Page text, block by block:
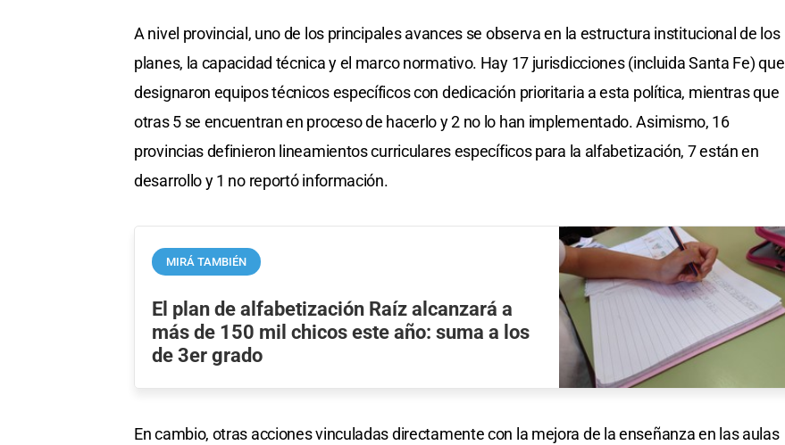
A nivel provincial, uno de los principales avances se observa en la estructura institucional de los
planes, la capacidad técnica y el marco normativo. Hay 17 jurisdicciones (incluida Santa Fe) que
designaron equipos técnicos específicos con dedicación prioritaria a esta política, mientras que
otras 5 se encuentran en proceso de hacerlo y 2 no lo han implementado. Asimismo, 16
provincias definieron lineamientos curriculares específicos para la alfabetización, 7 están en
desarrollo y 1 no reportó información.
MIRÁ TAMBIÉN
El plan de alfabetización Raíz alcanzará a
más de 150 mil chicos este año: suma a los
de 3er grado
En cambio, otras acciones vinculadas directamente con la mejora de la enseñanza en las aulas